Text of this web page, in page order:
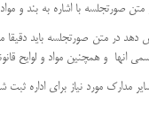
با اشاره به بند و مواد
در متن صورتجلسه باید
و همچنین مواد و لوایح
مدارک مورد نیاز برای اداره